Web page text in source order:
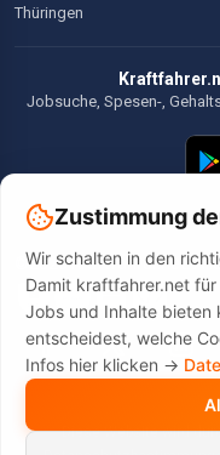
Thüringen
Jobsuche, Spesen-,
©2026 Kraftfahrer.net.
Diese Website wird
Zustimmung
Wir schalten in den
Damit kraftfahrer.net
Jobs und Inhalte bieten
entscheidest, welche
Infos hier klicken ->